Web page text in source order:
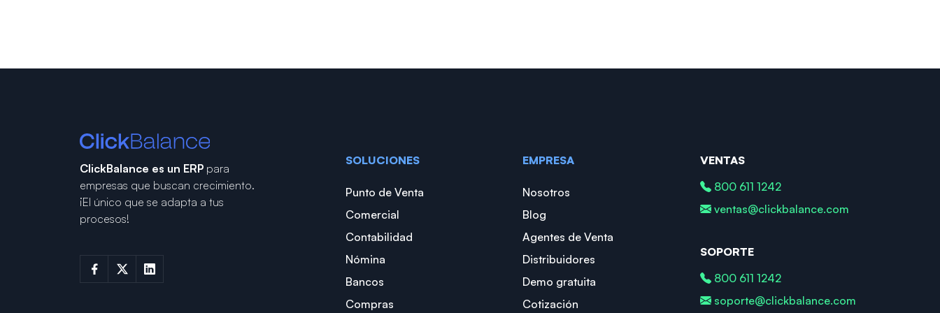
ClickBalance es un ERP para
empresas que buscan crecimiento.
¡El único que se adapta a tus
procesos!
SOLUCIONES
Punto de Venta
Comercial
Contabilidad
Nómina
Bancos
Compras
EMPRESA
Nosotros
Blog
Agentes de Venta
Distribuidores
Demo gratuita
Cotización
VENTAS
800 611 1242
ventas@clickbalance.com
SOPORTE
800 611 1242
soporte@clickbalance.com